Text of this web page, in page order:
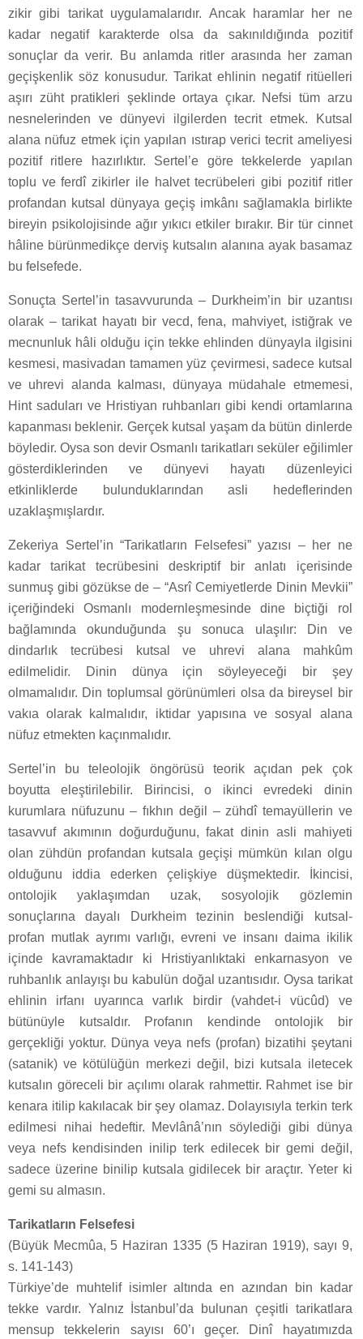
zikir gibi tarikat uygulamalarıdır. Ancak haramlar her ne
kadar negatif karakterde olsa da sakınıldığında pozitif
sonuçlar da verir. Bu anlamda ritler arasında her zaman
geçişkenlik söz konusudur. Tarikat ehlinin negatif ritüelleri
aşırı züht pratikleri şeklinde ortaya çıkar. Nefsi tüm arzu
nesnelerinden ve dünyevi ilgilerden tecrit etmek. Kutsal
alana nüfuz etmek için yapılan ıstırap verici tecrit ameliyesi
pozitif ritlere hazırlıktır. Sertel’e göre tekkelerde yapılan
toplu ve ferdî zikirler ile halvet tecrübeleri gibi pozitif ritler
profandan kutsal dünyaya geçiş imkânı sağlamakla birlikte
bireyin psikolojisinde ağır yıkıcı etkiler bırakır. Bir tür cinnet
hâline bürünmedikçe derviş kutsalın alanına ayak basamaz
bu felsefede.
Sonuçta Sertel’in tasavvurunda – Durkheim’in bir uzantısı
olarak – tarikat hayatı bir vecd, fena, mahviyet, istiğrak ve
mecnunluk hâli olduğu için tekke ehlinden dünyayla ilgisini
kesmesi, masivadan tamamen yüz çevirmesi, sadece kutsal
ve uhrevi alanda kalması, dünyaya müdahale etmemesi,
Hint saduları ve Hristiyan ruhbanları gibi kendi ortamlarına
kapanması beklenir. Gerçek kutsal yaşam da bütün dinlerde
böyledir. Oysa son devir Osmanlı tarikatları seküler eğilimler
gösterdiklerinden ve dünyevi hayatı düzenleyici
etkinliklerde bulunduklarından asli hedeflerinden
uzaklaşmışlardır.
Zekeriya Sertel’in “Tarikatların Felsefesi” yazısı – her ne
kadar tarikat tecrübesini deskriptif bir anlatı içerisinde
sunmuş gibi gözükse de – “Asrî Cemiyetlerde Dinin Mevkii”
içeriğindeki Osmanlı modernleşmesinde dine biçtiği rol
bağlamında okunduğunda şu sonuca ulaşılır: Din ve
dindarlık tecrübesi kutsal ve uhrevi alana mahkûm
edilmelidir. Dinin dünya için söyleyeceği bir şey
olmamalıdır. Din toplumsal görünümleri olsa da bireysel bir
vakıa olarak kalmalıdır, iktidar yapısına ve sosyal alana
nüfuz etmekten kaçınmalıdır.
Sertel’in bu teleolojik öngörüsü teorik açıdan pek çok
boyutta eleştirilebilir. Birincisi, o ikinci evredeki dinin
kurumlara nüfuzunu – fıkhın değil – zühdî temayüllerin ve
tasavvuf akımının doğurduğunu, fakat dinin asli mahiyeti
olan zühdün profandan kutsala geçişi mümkün kılan olgu
olduğunu iddia ederken çelişkiye düşmektedir. İkincisi,
ontolojik yaklaşımdan uzak, sosyolojik gözlemin
sonuçlarına dayalı Durkheim tezinin beslendiği kutsal-
profan mutlak ayrımı varlığı, evreni ve insanı daima ikilik
içinde kavramaktadır ki Hristiyanlıktaki enkarnasyon ve
ruhbanlık anlayışı bu kabulün doğal uzantısıdır. Oysa tarikat
ehlinin irfanı uyarınca varlık birdir (vahdet-i vücûd) ve
bütünüyle kutsaldır. Profanın kendinde ontolojik bir
gerçekliği yoktur. Dünya veya nefs (profan) bizatihi şeytani
(satanik) ve kötülüğün merkezi değil, bizi kutsala iletecek
kutsalın göreceli bir açılımı olarak rahmettir. Rahmet ise bir
kenara itilip kakılacak bir şey olamaz. Dolayısıyla terkin terk
edilmesi nihai hedeftir. Mevlânâ’nın söylediği gibi dünya
veya nefs kendisinden inilip terk edilecek bir gemi değil,
sadece üzerine binilip kutsala gidilecek bir araçtır. Yeter ki
gemi su almasın.
Tarikatların Felsefesi
(Büyük Mecmûa, 5 Haziran 1335 (5 Haziran 1919), sayı 9,
s. 141-143)
Türkiye’de muhtelif isimler altında en azından bin kadar
tekke vardır. Yalnız İstanbul’da bulunan çeşitli tarikatlara
mensup tekkelerin sayısı 60’ı geçer. Dinî hayatımızda